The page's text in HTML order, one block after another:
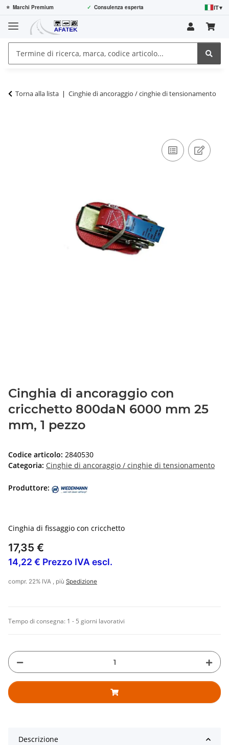
⭐ Marchi Premium ✓ Consulenza esperta IT▾
Torna alla lista Cinghie di ancoraggio / cinghie di tensionamento
Cinghia di ancoraggio con
cricchetto 800daN 6000 mm 25
mm, 1 pezzo
Codice articolo: 2840530
Categoria: Cinghie di ancoraggio / cinghie di tensionamento
Produttore:
Cinghia di fissaggio con cricchetto
17,35 €
14,22 € Prezzo IVA escl.
compr. 22% IVA , più Spedizione
Tempo di consegna: 1 - 5 giorni lavorativi
Descrizione